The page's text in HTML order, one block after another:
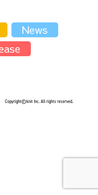
チームインタビュー01
チームインタビュー03
News
Copyright©knit Inc. All rights reserved.